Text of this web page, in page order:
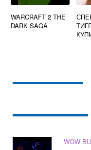
WARCRAFT 2 THE
DARK SAGA
WOW